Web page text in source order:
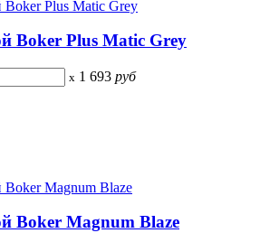
Boker Plus Matic Grey
x 1 693 руб
Boker Magnum Blaze